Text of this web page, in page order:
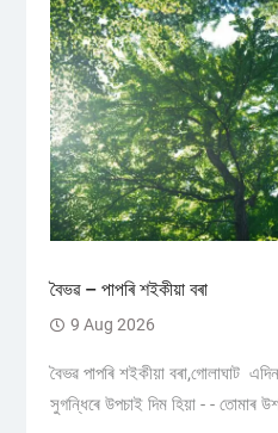
বৈভৱ – পাপৰি শইকীয়া বৰা
9 Aug 2026
বৈভৱ পাপৰি শইকীয়া বৰা,গোলাঘাট
সুগন্ধিৰে উপচাই দিম হিয়া - - তোমাৰ